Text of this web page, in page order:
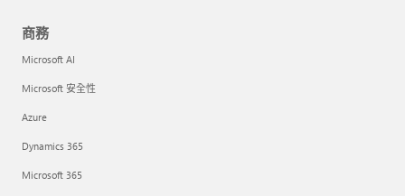
商務
Microsoft AI
Microsoft 安全性
Azure
Dynamics 365
Microsoft 365